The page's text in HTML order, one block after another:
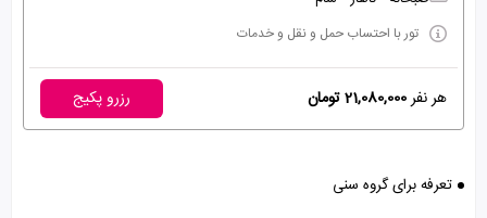
تور با احتساب حمل و نقل و خدمات
هر نفر21,080,000 تومان رزرو پکیج
تعرفه برای گروه سنی